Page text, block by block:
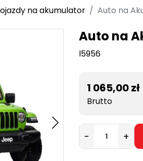
na akumulator Auto na
Auto na
l5956
1 065,00 zł
Brutto
− +